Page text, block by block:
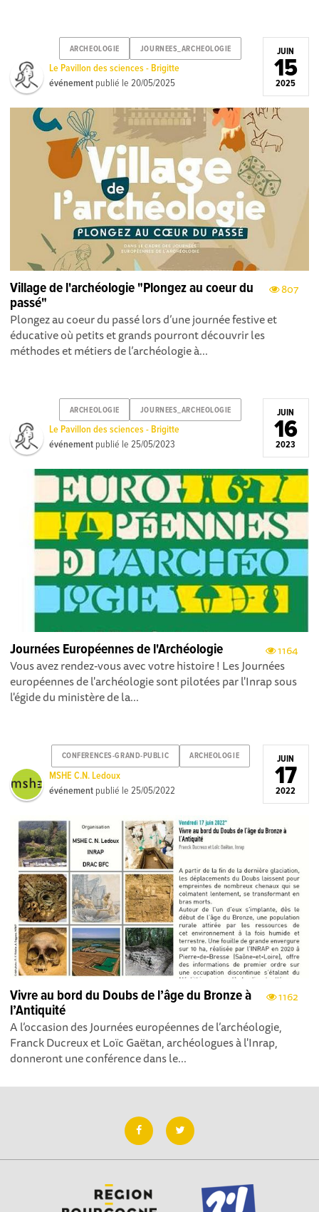
ARCHEOLOGIE JOURNEES_ARCHEOLOGIE
Le Pavillon des sciences - Brigitte
événement publié le20/05/2025
JUIN
15
2025
807
Village de l'archéologie "Plongez au coeur du
passé"
Plongez au coeur du passé lors d’une journée festive et
éducative où petits et grands pourront découvrir les
méthodes et métiers de l’archéologie à...
ARCHEOLOGIE JOURNEES_ARCHEOLOGIE
Le Pavillon des sciences - Brigitte
événement publié le25/05/2023
JUIN
16
2023
1164
Journées Européennes de l'Archéologie
Vous avez rendez-vous avec votre histoire ! Les Journées
européennes de l'archéologie sont pilotées par l'Inrap sous
l'égide du ministère de la...
CONFERENCES-GRAND-PUBLIC ARCHEOLOGIE
MSHE C.N. Ledoux
événement publié le25/05/2022
JUIN
17
2022
1162
Vivre au bord du Doubs de l’âge du Bronze à
l’Antiquité
A l’occasion des Journées européennes de l’archéologie,
Franck Ducreux et Loïc Gaëtan, archéologues à l'Inrap,
donneront une conférence dans le...